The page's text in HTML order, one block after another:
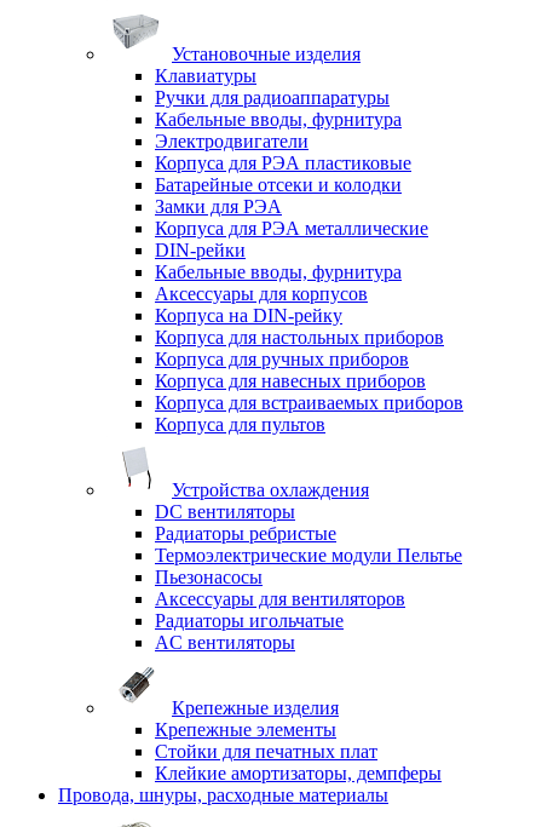
Установочные изделия
Клавиатуры
Ручки для радиоаппаратуры
Кабельные вводы, фурнитура
Электродвигатели
Корпуса для РЭА пластиковые
Батарейные отсеки и колодки
Замки для РЭА
Корпуса для РЭА металлические
DIN-рейки
Кабельные вводы, фурнитура
Аксессуары для корпусов
Корпуса на DIN-рейку
Корпуса для настольных приборов
Корпуса для ручных приборов
Корпуса для навесных приборов
Корпуса для встраиваемых приборов
Корпуса для пультов
Устройства охлаждения
DC вентиляторы
Радиаторы ребристые
Термоэлектрические модули Пельтье
Пьезонасосы
Аксессуары для вентиляторов
Радиаторы игольчатые
AC вентиляторы
Крепежные изделия
Крепежные элементы
Стойки для печатных плат
Клейкие амортизаторы, демпферы
Провода, шнуры, расходные материалы